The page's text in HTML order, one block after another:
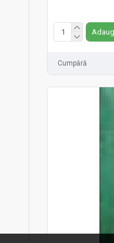
Cumpără